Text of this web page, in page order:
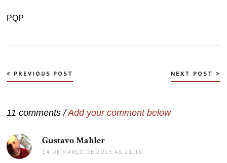
PQP
Navegação
de
PREVIOUS POST NEXT POST
11 comments /Add your comment below
Gustavo Mahler
14 DE MARÇO DE 2013 ÀS 21:10